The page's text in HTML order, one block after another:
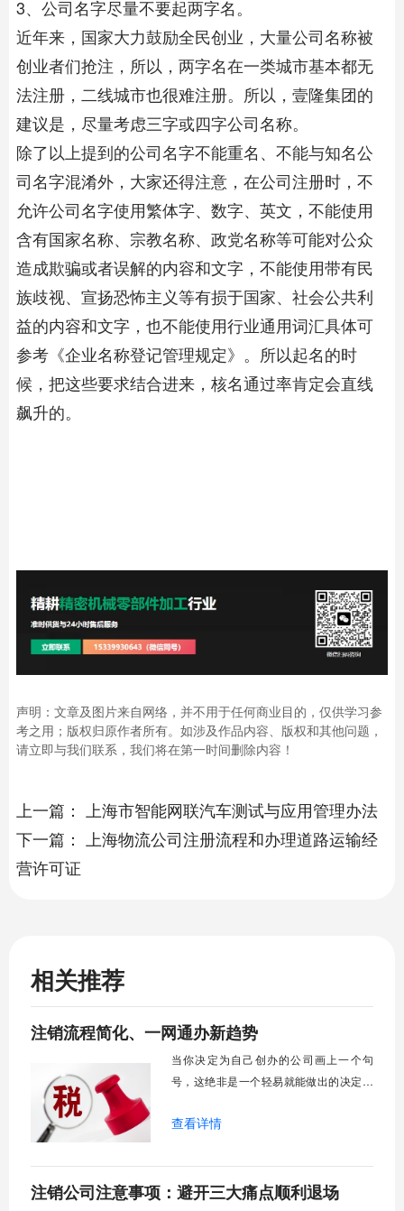
3、公司名字尽量不要起两字名。
近年来，国家大力鼓励全民创业，大量公司名称被
创业者们抢注，所以，两字名在一类城市基本都无
法注册，二线城市也很难注册。所以，壹隆集团的
建议是，尽量考虑三字或四字公司名称。
除了以上提到的公司名字不能重名、不能与知名公
司名字混淆外，大家还得注意，在公司注册时，不
允许公司名字使用繁体字、数字、英文，不能使用
含有国家名称、宗教名称、政党名称等可能对公众
造成欺骗或者误解的内容和文字，不能使用带有民
族歧视、宣扬恐怖主义等有损于国家、社会公共利
益的内容和文字，也不能使用行业通用词汇具体可
参考《企业名称登记管理规定》。所以起名的时
候，把这些要求结合进来，核名通过率肯定会直线
飙升的。
声明：文章及图片来自网络，并不用于任何商业目的，仅供学习参
考之用；版权归原作者所有。如涉及作品内容、版权和其他问题，
请立即与我们联系，我们将在第一时间删除内容！
上一篇：
上海市智能网联汽车测试与应用管理办法
下一篇：
上海物流公司注册流程和办理道路运输经
营许可证
相关推荐
注销流程简化、一网通办新趋势
当你决定为自己创办的公司画上一个句
号，这绝非是一个轻易就能做出的决定，
象里，常常是复杂、耗时且充满挑战的代
优化营商环境，各地已经推出了多项便利
化改革，企业注销的体验正悄然发生着积
查看详情
注销公司注意事项：避开三大痛点顺利退场